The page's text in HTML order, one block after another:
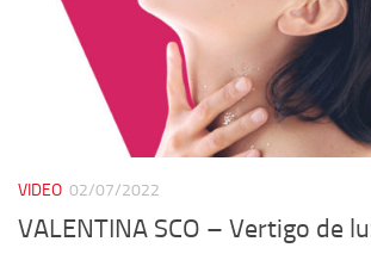
VIDEO 02/07/2022
VALENTINA SCO – Vertigo de